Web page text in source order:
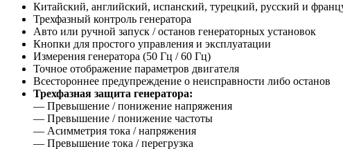
Китайский, английский, испанский, турецкий, русский и
Трехфазный контроль генератора
Авто или ручной запуск / останов генераторных установок
Кнопки для простого управления и эксплуатации
Измерения генератора (50 Гц / 60 Гц)
Точное отображение параметров двигателя
Всестороннее предупреждение о неисправности либо останов
Трехфазная защита генератора:
— Превышение / понижение напряжения
— Превышение / понижение частоты
— Асимметрия тока / напряжения
— Превышение тока / перегрузка